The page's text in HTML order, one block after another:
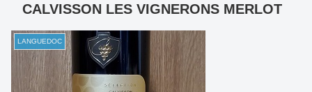
CALVISSON LES VIGNERONS MERLOT
LANGUEDOC